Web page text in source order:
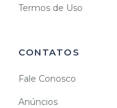
Termos de Uso
CONTATOS
Fale Conosco
Anúncios